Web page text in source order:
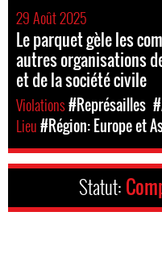
29 Août 2025
Le parquet gèle les
autres organisations
et de la société civile
Violations#Représailles
Lieu#Région: Europe et
Statut: